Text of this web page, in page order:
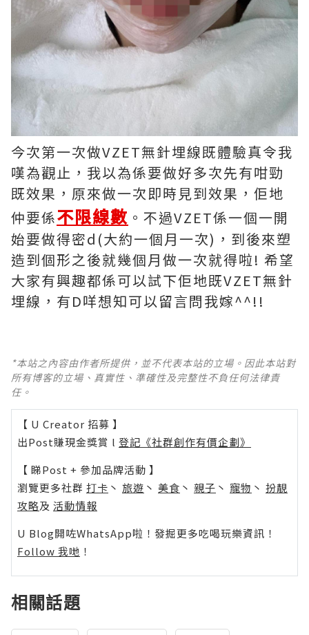
今次第一次做VZET無針埋線既體驗真令我
嘆為觀止，我以為係要做好多次先有咁勁
既效果，原來做一次即時見到效果，佢地
仲要係不限線數 。不過VZET係一個一開
始要做得密d(大約一個月一次)，到後來塑
造到個形之後就幾個月做一次就得啦! 希望
大家有興趣都係可以試下佢地既VZET無針
埋線，有D咩想知可以留言問我嫁^^!!
*本站之內容由作者所提供，並不代表本站的立場。因此本站對
所有博客的立場、真實性、準確性及完整性不負任何法律責
任。
【 U Creator 招募 】
出Post賺現金獎賞 l 登記《社群創作有價企劃》
【 睇Post + 參加品牌活動 】
瀏覽更多社群 打卡 丶 旅遊 丶 美食 丶 親子 丶 寵物 丶 扮靚
攻略及 活動情報
U Blog開咗WhatsApp啦！發掘更多吃喝玩樂資訊！
Follow 我哋 ！
相關話題